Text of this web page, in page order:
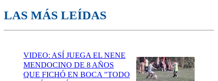
LAS MÁS LEÍDAS
VIDEO: ASÍ JUEGA EL NENE
MENDOCINO DE 8 AÑOS
QUE FICHÓ EN BOCA "TODO